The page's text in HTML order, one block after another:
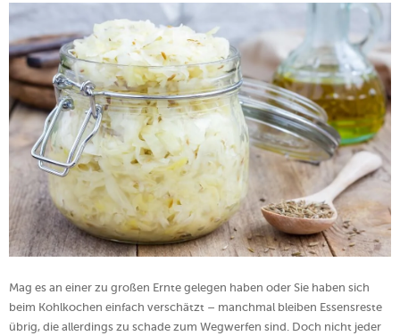
Mag es an einer zu großen Ernte gelegen haben oder Sie haben sich
beim Kohlkochen einfach verschätzt – manchmal bleiben Essensreste
übrig, die allerdings zu schade zum Wegwerfen sind. Doch nicht jeder